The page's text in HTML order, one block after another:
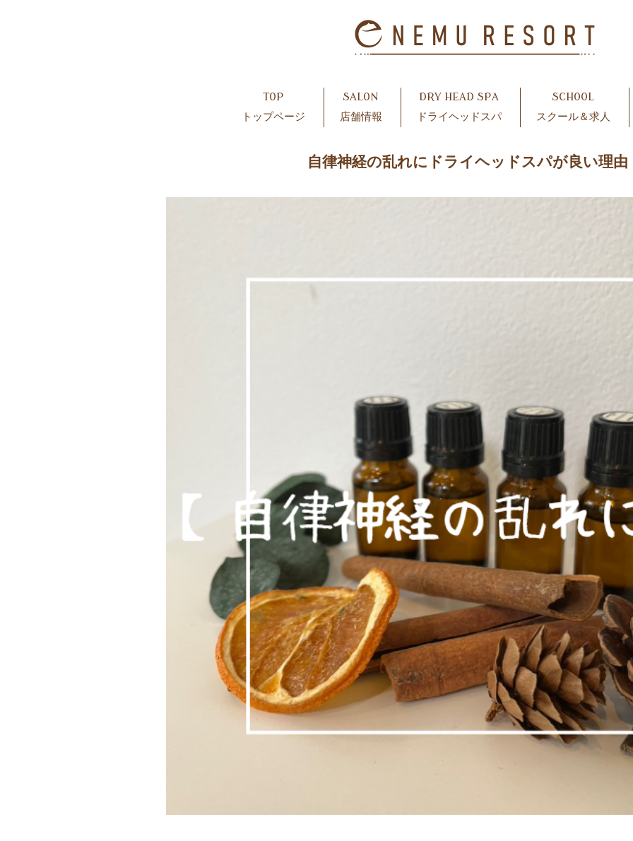
TOP
トップページ
SALON
店舗情報
DRY HEAD SPA
ドライヘッドスパ
SCHOOL
スクール＆求人
自律神経の乱れにドライヘッドスパが良い理由